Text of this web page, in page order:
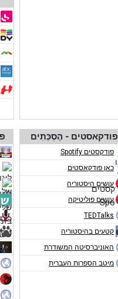
פודקאסטים - הֶסְכֵּתִים
פודקסטים Spotify
כאן פודקאסטים
עושים היסטוריה
עושים פוליטיקה
TEDTalks
קטעים בהיסטוריה
האוניברסיטה המשודרת
מיטב הספרות העברית